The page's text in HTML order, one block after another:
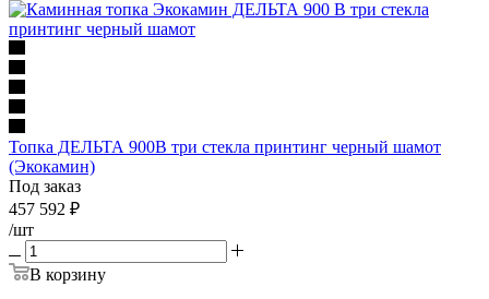
Топка ДЕЛЬТА 900В три стекла принтинг черный шамот
(Экокамин)
Под заказ
457 592 ₽
/шт
В корзину